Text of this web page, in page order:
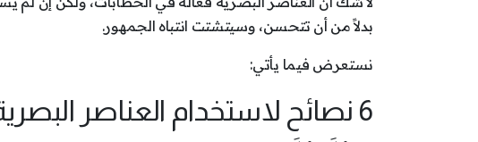
بدلاً من أن تتحسن، وسيتشتت انتباه الجمهور.
نستعرض فيما يأتي:
6 نصائح لاستخدام العناصر البصرية في العروض التقديمية بفاعلية: